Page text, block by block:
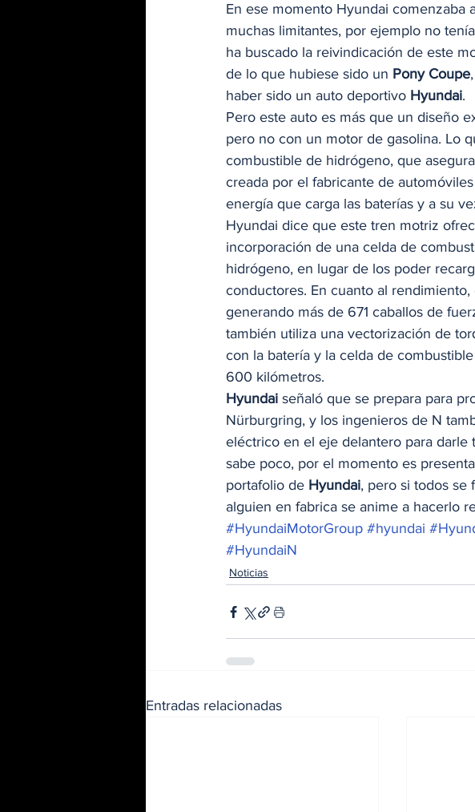
En ese momento Hyundai comenzaba
muchas limitantes, por ejemplo no
ha buscado la reivindicación de este
de lo que hubiese sido un Pony Coupe
haber sido un auto deportivo Hyundai.
Pero este auto es más que un diseño
pero no con un motor de gasolina. Lo
combustible de hidrógeno, que
creada por el fabricante de
energía que carga las baterías y a su
Hyundai dice que este tren motriz
incorporación de una celda de
hidrógeno, en lugar de los poder
conductores. En cuanto al rendimiento,
generando más de 671 caballos de
también utiliza una vectorización de
con la batería y la celda de
600 kilómetros.
Hyundai señaló que se prepara para
Nürburgring, y los ingenieros de N
eléctrico en el eje delantero para darle
sabe poco, por el momento es
portafolio de Hyundai, pero si todos se
alguien en fabrica se anime a hacerlo
#HyundaiMotorGroup #hyundai
#HyundaiN
Noticias
Entradas relacionadas